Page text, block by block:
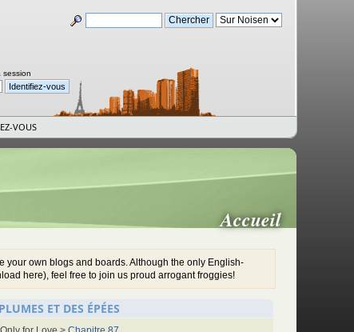
session
VOUS
Accueil
your own blogs and boards. Although the only English-
here), feel free to join us proud arrogant froggies!
ET DES ÉPÉES